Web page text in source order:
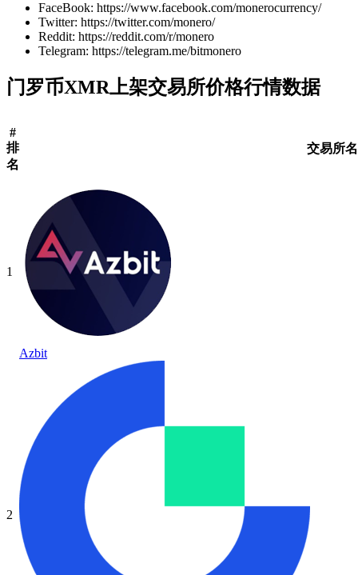
FaceBook: https://www.facebook.com/monerocurrency/
Twitter: https://twitter.com/monero/
Reddit: https://reddit.com/r/monero
Telegram: https://telegram.me/bitmonero
门罗币XMR上架交易所价格行情数据
#
排
名
交易所
1
Azbit
2